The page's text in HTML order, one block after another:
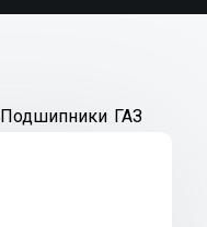
Подшипники ГАЗ